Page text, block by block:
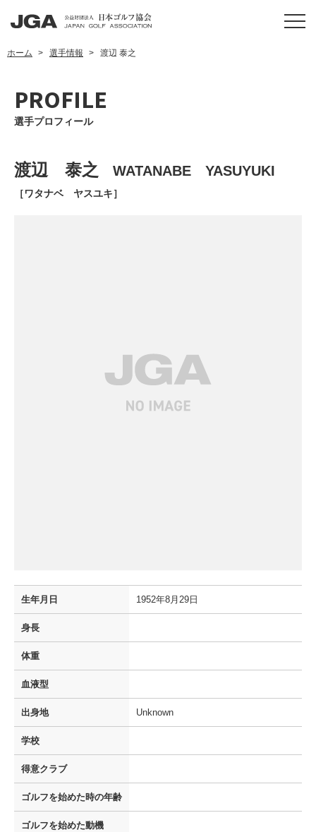
ホーム 選手情報 渡辺 泰之
PROFILE
選手プロフィール
渡辺 泰之 WATANABE YASUYUKI
［ワタナベ ヤスユキ］
生年月日 1952年8月29日
身長
体重
血液型
出身地 Unknown
学校
得意クラブ
ゴルフを始めた時の年齢
ゴルフを始めた動機